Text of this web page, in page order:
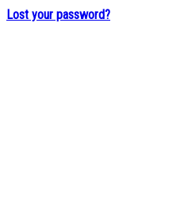
Lost your password?